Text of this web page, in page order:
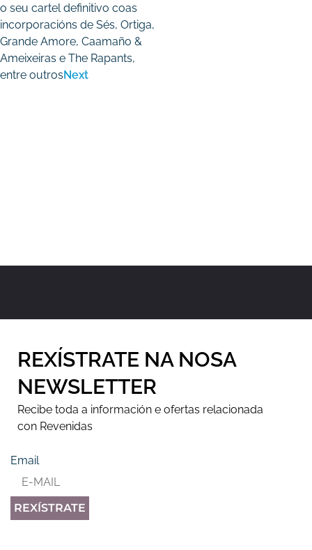
o seu cartel definitivo coas
incorporacións de Sés, Ortiga,
Grande Amore, Caamaño &
Ameixeiras e The Rapants,
entre outros Next
REXÍSTRATE NA NOSA
NEWSLETTER
Recibe toda a información e ofertas relacionada
con Revenidas
Email
REXÍSTRATE